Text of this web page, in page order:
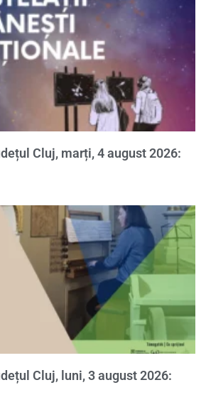
Cluj, marți, 4 august 2026:
Cluj, luni, 3 august 2026: